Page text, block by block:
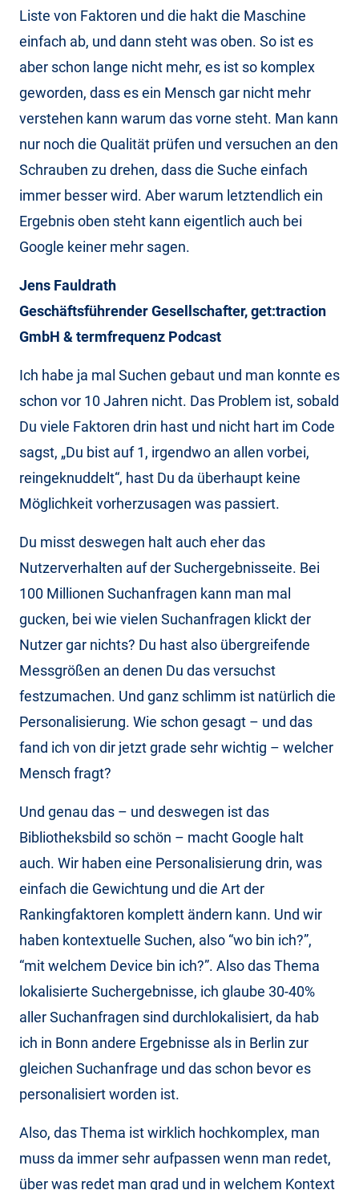
Liste von Faktoren und die hakt die Maschine
einfach ab, und dann steht was oben. So ist es
aber schon lange nicht mehr, es ist so komplex
geworden, dass es ein Mensch gar nicht mehr
verstehen kann warum das vorne steht. Man kann
nur noch die Qualität prüfen und versuchen an den
Schrauben zu drehen, dass die Suche einfach
immer besser wird. Aber warum letztendlich ein
Ergebnis oben steht kann eigentlich auch bei
Google keiner mehr sagen.
Jens Fauldrath
Geschäftsführender Gesellschafter, get:traction
GmbH & termfrequenz Podcast
Ich habe ja mal Suchen gebaut und man konnte es
schon vor 10 Jahren nicht. Das Problem ist, sobald
Du viele Faktoren drin hast und nicht hart im Code
sagst, „Du bist auf 1, irgendwo an allen vorbei,
reingeknuddelt“, hast Du da überhaupt keine
Möglichkeit vorherzusagen was passiert.
Du misst deswegen halt auch eher das
Nutzerverhalten auf der Suchergebnisseite. Bei
100 Millionen Suchanfragen kann man mal
gucken, bei wie vielen Suchanfragen klickt der
Nutzer gar nichts? Du hast also übergreifende
Messgrößen an denen Du das versuchst
festzumachen. Und ganz schlimm ist natürlich die
Personalisierung. Wie schon gesagt – und das
fand ich von dir jetzt grade sehr wichtig – welcher
Mensch fragt?
Und genau das – und deswegen ist das
Bibliotheksbild so schön – macht Google halt
auch. Wir haben eine Personalisierung drin, was
einfach die Gewichtung und die Art der
Rankingfaktoren komplett ändern kann. Und wir
haben kontextuelle Suchen, also “wo bin ich?”,
“mit welchem Device bin ich?”. Also das Thema
lokalisierte Suchergebnisse, ich glaube 30-40%
aller Suchanfragen sind durchlokalisiert, da hab
ich in Bonn andere Ergebnisse als in Berlin zur
gleichen Suchanfrage und das schon bevor es
personalisiert worden ist.
Also, das Thema ist wirklich hochkomplex, man
muss da immer sehr aufpassen wenn man redet,
über was redet man grad und in welchem Kontext